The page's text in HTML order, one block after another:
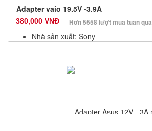
Adapter vaio 19.5V -3.9A
380,000 VNĐ Hơn 5558 lượt mua tuần qua
Nhà sản xuất: Sony
Số lượng: 10